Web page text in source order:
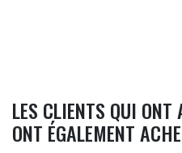
LES CLIENTS QUI ONT
ONT ÉGALEMENT